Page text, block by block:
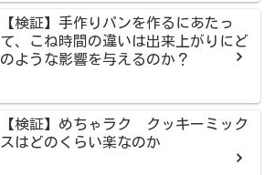
【検証】手作りパンを作るにあたっ
て、こね時間の違いは出来上がりにど
のような影響を与えるのか？
【検証】めちゃラク クッキーミック
スはどのくらい楽なのか